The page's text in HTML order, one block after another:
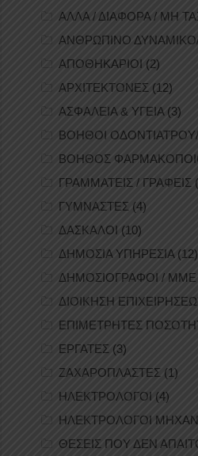
ΑΛΛΑ / ΔΙΑΦΟΡΑ / ΜΗ
ΑΝΘΡΩΠΙΝΟ
ΑΠΟΘΗΚΑΡΙΟΙ (2)
ΑΡΧΙΤΕΚΤΟΝΕΣ (12)
ΑΣΦΑΛΕΙΑ & ΥΓΕΙΑ(3)
ΒΟΗΘΟΙ
ΒΟΗΘΟΣ
ΓΡΑΜΜΑΤΕΙΣ / ΓΡΑΦΕΙΣ
ΓΥΜΝΑΣΤΕΣ (4)
ΔΑΣΚΑΛΟΙ (10)
ΔΗΜΟΣΙΑ ΥΠΗΡΕΣΙΑ(12)
ΔΗΜΟΣΙΟΓΡΑΦΟΙ / ΜΜΕ
ΔΙΟΙΚΗΣΗ
ΕΠΙΜΕΤΡΗΤΕΣ
ΕΡΓΑΤΕΣ (3)
ΖΑΧΑΡΟΠΛΑΣΤΕΣ (1)
ΗΛΕΚΤΡΟΛΟΓΟΙ (4)
ΗΛΕΚΤΡΟΛΟΓΟΙ
ΘΕΣΕΙΣ ΠΟΥ ΔΕΝ